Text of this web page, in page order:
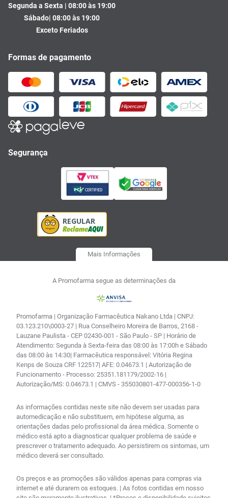
Segunda a Sexta | 08:00 às 19:00
Sábado| 08:00 às 19:00
Exceto Feriados
Formas de pagamento
Segurança
Mais Informações
A Promofarma segue as determinações da
Promofarma | Organização Farmacêutica Nakano Ltda | CNPJ:
03.123.210\0003-27 | Rua Conselheiro Moreira de Barros, 2168 -
Lauzane Paulista - CEP 02430-001 - São Paulo - SP | Horário de
Atendimento: Segunda à Sexta-feira das 08:00 às 17:00h e Sábado
das 08:00 às 14:30| Farmacêutica responsável: Vitória Regina
Kenps de Souza CRF 122517| AFE: 0.04673.1 | Autorização de
Funcionamento - Processo: 25351.181179/2002-16 |
Autorização/MS: 0.04673.1 | CMVS - 355030801-477-000356-1-0
As informações contidas neste site não devem ser usadas para
automedicação e não substituem, em hipótese alguma, as
orientações dadas pelo profissional da área médica. Somente o
médico está apto a diagnosticar qualquer problema de saúde e
prescrever o tratamento adequado. Ao persistirem os sintomas, um
médico deverá ser consultado.
Os preços e as promoções são válidos apenas para compras via
internet e até durarem os estoques. | As fotos contidas em nosso